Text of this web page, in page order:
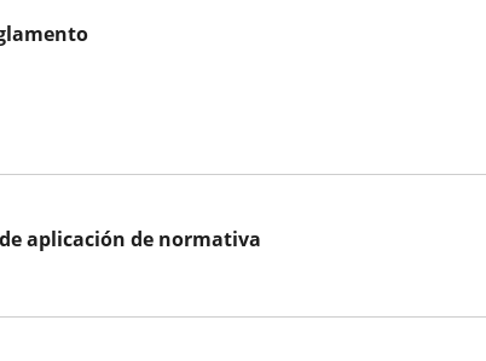
aplicación de normativa